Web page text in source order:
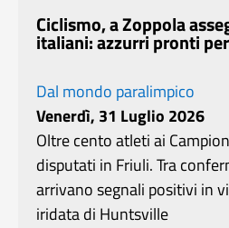
Ciclismo, a Zoppola
italiani: azzurri pronti
Dal mondo paralimpico
Venerdì, 31 Luglio 2026
Oltre cento atleti ai
disputati in Friuli. Tra
arrivano segnali positivi in
iridata di Huntsville